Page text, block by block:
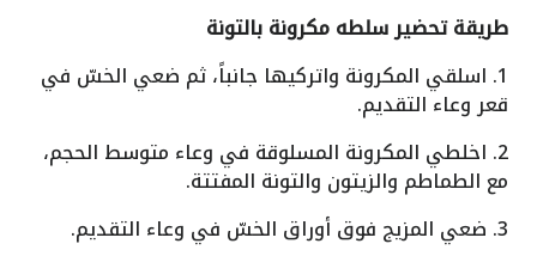
طريقة تحضير سلطه مكرونة بالتونة
1. اسلقي المكرونة واتركيها جانباً، ثم ضعي الخسّ في
قعر وعاء التقديم.
2. اخلطي المكرونة المسلوقة في وعاء متوسط الحجم،
مع الطماطم والزيتون والتونة المفتتة.
3. ضعي المزيج فوق أوراق الخسّ في وعاء التقديم.